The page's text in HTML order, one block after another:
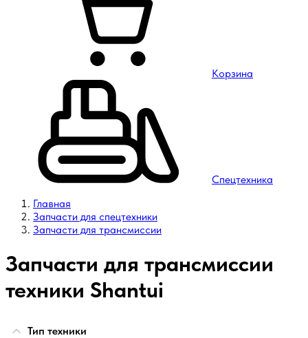
Корзина
Спецтехника
Главная
Запчасти для спецтехники
Запчасти для трансмиссии
Запчасти для трансмиссии
техники Shantui
Тип техники